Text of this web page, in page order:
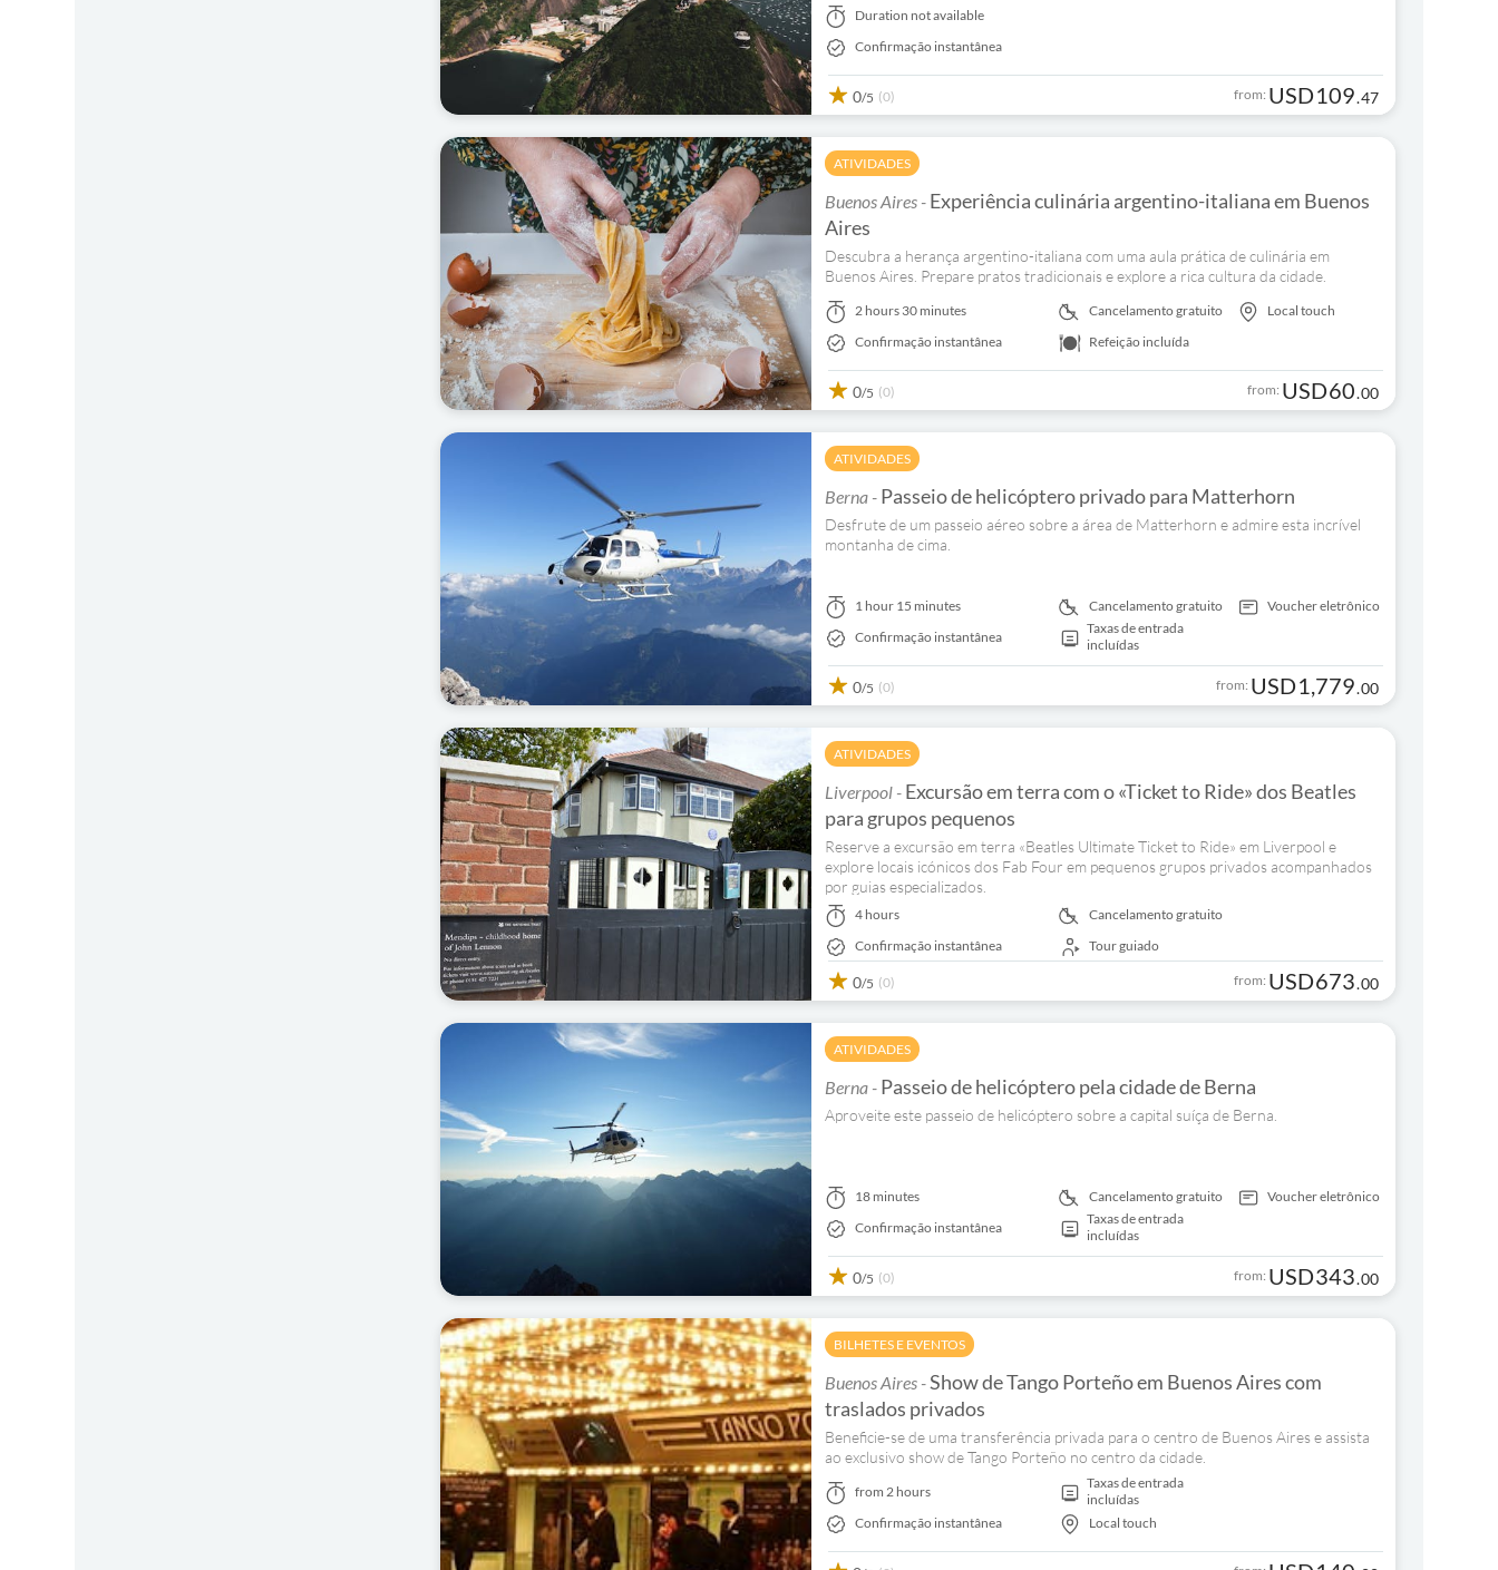
Duration not available
Confirmação instantânea
0/5 (0) from: USD109.47
ATIVIDADES
Buenos Aires -Experiência culinária argentino-italiana em Buenos
Aires
Descubra a herança argentino-italiana com uma aula prática de culinária em
Buenos Aires. Prepare pratos tradicionais e explore a rica cultura da cidade.
2 hours 30 minutes
Confirmação instantânea
Cancelamento gratuito
Refeição incluída
Local touch
0/5 (0) from: USD60.00
ATIVIDADES
Berna -Passeio de helicóptero privado para Matterhorn
Desfrute de um passeio aéreo sobre a área de Matterhorn e admire esta incrível
montanha de cima.
1 hour 15 minutes
Confirmação instantânea
Cancelamento gratuito
Taxas de entrada
incluídas
Voucher eletrônico
0/5 (0) from: USD1,779.00
ATIVIDADES
Liverpool -Excursão em terra com o «Ticket to Ride» dos Beatles
para grupos pequenos
Reserve a excursão em terra «Beatles Ultimate Ticket to Ride» em Liverpool e
explore locais icónicos dos Fab Four em pequenos grupos privados acompanhados
por guias especializados.
4 hours
Confirmação instantânea
Cancelamento gratuito
Tour guiado
0/5 (0) from: USD673.00
ATIVIDADES
Berna -Passeio de helicóptero pela cidade de Berna
Aproveite este passeio de helicóptero sobre a capital suíça de Berna.
18 minutes
Confirmação instantânea
Cancelamento gratuito
Taxas de entrada
incluídas
Voucher eletrônico
0/5 (0) from: USD343.00
BILHETES E EVENTOS
Buenos Aires -Show de Tango Porteño em Buenos Aires com
traslados privados
Beneficie-se de uma transferência privada para o centro de Buenos Aires e assista
ao exclusivo show de Tango Porteño no centro da cidade.
from 2 hours
Confirmação instantânea
Taxas de entrada
incluídas
Local touch